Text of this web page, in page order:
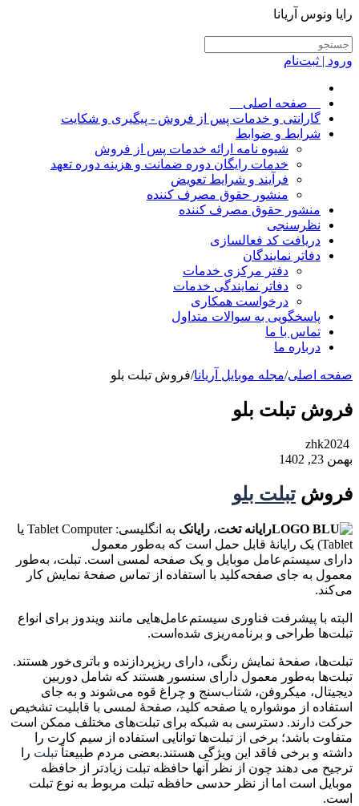
رایا ونوس آریانا
ورود | ثبت‌نام
__صفحه اصلی__
گارانتی و خدمات پس از فروش - پیگیری و شکایت
شرایط و ضوابط
شیوه نامه ارائه خدمات پس از فروش
خدمات رایگان دوره ضمانت و هزینه دوره تعهد
فرآیند و شرایط تعویض
منشور حقوق مصرف کننده
منشور حقوق مصرف کننده
نظرسنجی
دریافت کد فعالسازی
دفاتر نمایندگان
دفتر مرکزی خدمات
دفاتر نمایندگی خدمات
درخواست همکاری
پاسخگویی به سوالات متداول
تماس با ما
درباره ما
صفحه اصلی/مجله موبایل آریانا/فروش تبلت بلو
فروش تبلت بلو
zhk2024
بهمن 23, 1402
فروش تبلت بلو
رایانه تخت، رایانک به انگلیسی:
Tablet Computer یا
Tablet) یک رایانهٔ قابل حمل است که به‌طور معمول
دارای سیستم‌عامل موبایل و یک صفحه لمسی است. تبلت، به‌طور
معمول به جای صفحه‌کلید با استفاده از تماس صفحهٔ نمایش کار
می‌کند.
البته با پیشرفت فناوری سیستم‌عامل‌هایی مانند ویندوز برای انواع
تبلت‌ها طراحی و برنامه‌ریزی شده‌است.
تبلت‌ها، صفحهٔ نمایش رنگی، دارای ریزپردازنده و باتری‌خور هستند.
تبلت‌ها به‌طور معمول دارای سنسور هستند که شامل دوربین
دیجیتال، میکروفن، شتاب‌سنج و چراغ قوه می‌شوند و به جای
استفاده از موشواره یا صفحه کلید، صفحهٔ لمسی با قابلیت تشخیص
حرکت دارند. دسترسی به شبکه برای تبلت‌های مختلف ممکن است
متفاوت باشد؛ برخی از تبلت‌ها توانایی استفاده از سیم کارت را
داشته و برخی فاقد این ویژگی هستند.بعضی مردم طبیعتاً تبلت را
ترجیح می دهند چون از نظر آنها حافظه تبلت زیادتر از حافظه
موبایل است اما از نظر حدسی حافظه تبلت مربوط به نوع تبلت
است.